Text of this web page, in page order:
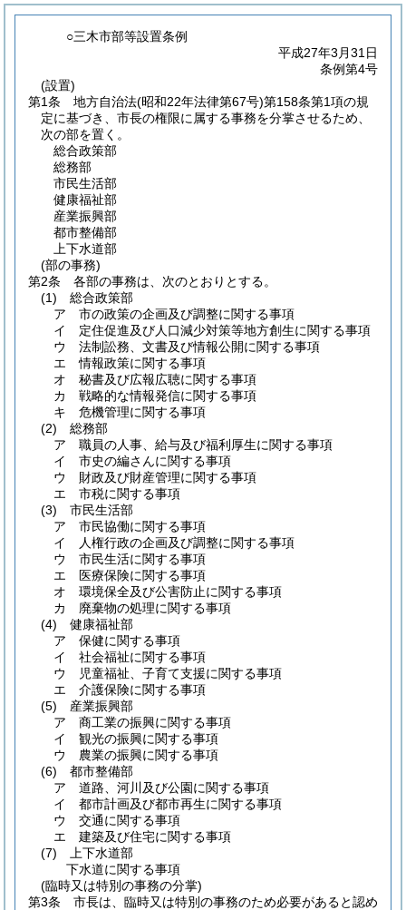
○三木市部等設置条例
平成27年3月31日
条例第4号
(設置)
第1条
地方自治法(昭和22年法律第67号)第158条第1項の規
定に基づき、市長の権限に属する事務を分掌させるため、
次の部を置く。
総合政策部
総務部
市民生活部
健康福祉部
産業振興部
都市整備部
上下水道部
(部の事務)
第2条
各部の事務は、次のとおりとする。
(1)
総合政策部
ア
市の政策の企画及び調整に関する事項
イ
定住促進及び人口減少対策等地方創生に関する事項
ウ
法制訟務、文書及び情報公開に関する事項
エ
情報政策に関する事項
オ
秘書及び広報広聴に関する事項
カ
戦略的な情報発信に関する事項
キ
危機管理に関する事項
(2)
総務部
ア
職員の人事、給与及び福利厚生に関する事項
イ
市史の編さんに関する事項
ウ
財政及び財産管理に関する事項
エ
市税に関する事項
(3)
市民生活部
ア
市民協働に関する事項
イ
人権行政の企画及び調整に関する事項
ウ
市民生活に関する事項
エ
医療保険に関する事項
オ
環境保全及び公害防止に関する事項
カ
廃棄物の処理に関する事項
(4)
健康福祉部
ア
保健に関する事項
イ
社会福祉に関する事項
ウ
児童福祉、子育て支援に関する事項
エ
介護保険に関する事項
(5)
産業振興部
ア
商工業の振興に関する事項
イ
観光の振興に関する事項
ウ
農業の振興に関する事項
(6)
都市整備部
ア
道路、河川及び公園に関する事項
イ
都市計画及び都市再生に関する事項
ウ
交通に関する事項
エ
建築及び住宅に関する事項
(7)
上下水道部
下水道に関する事項
(臨時又は特別の事務の分掌)
第3条
市長は、臨時又は特別の事務のため必要があると認め